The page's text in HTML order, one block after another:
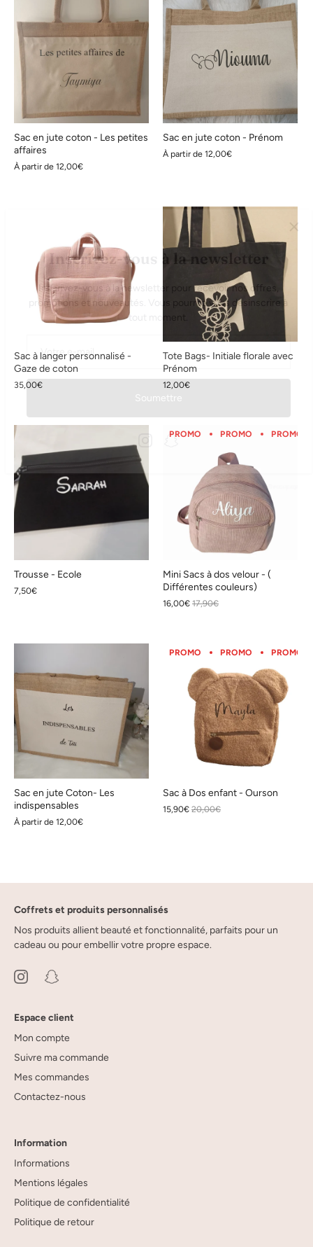
Sac en jute coton - Les petites
affaires
À partir de 12,00€
Sac en jute coton - Prénom
À partir de 12,00€
Sac à langer personnalisé -
Gaze de coton
35,00€
Tote Bags- Initiale florale avec
Prénom
12,00€
Trousse - Ecole
7,50€
PROMO PROMO PROMO
Mini Sacs à dos velour - (
Différentes couleurs)
16,00€ 17,90€
Sac en jute Coton- Les
indispensables
À partir de 12,00€
PROMO PROMO PROMO
Sac à Dos enfant - Ourson
15,90€ 20,00€
Inscrivez-vous à la newsletter
Inscrivez-vous à la newsletter pour recevoir nos offres,
promotions et nouveautés. Vous pourrez vous désinscrire à
tout moment.
Soumettre
Coffrets et produits personnalisés
Nos produits allient beauté et fonctionnalité, parfaits pour un
cadeau ou pour embellir votre propre espace.
Espace client
Mon compte
Suivre ma commande
Mes commandes
Contactez-nous
Information
Informations
Mentions légales
Politique de confidentialité
Politique de retour